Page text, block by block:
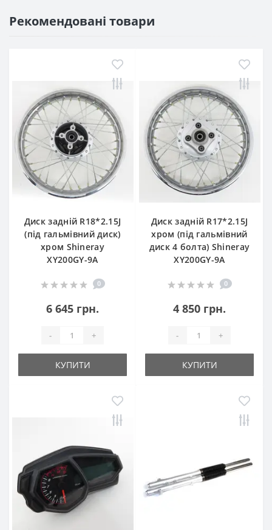
Рекомендовані товари
Диск задній R18*2.15J
(під гальмівний диск)
хром Shineray
XY200GY-9A
0
6 645 грн.
- +
КУПИТИ
Диск задній R17*2.15J
хром (під гальмівний
диск 4 болта) Shineray
XY200GY-9A
0
4 850 грн.
- +
КУПИТИ